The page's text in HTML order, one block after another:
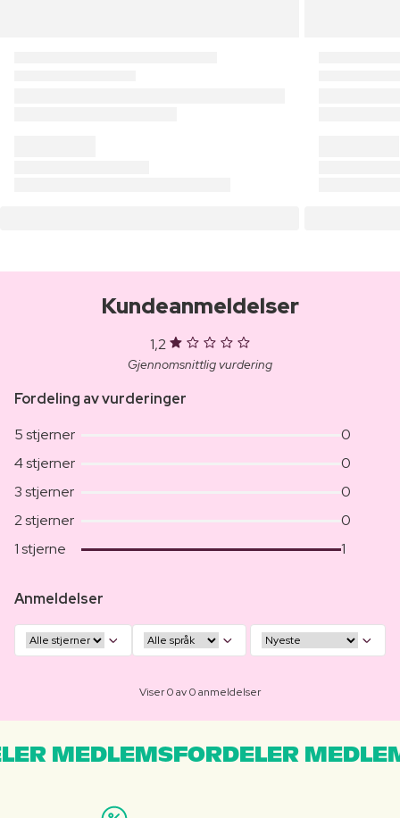
Kundeanmeldelser
1,2
Gjennomsnittlig vurdering
Fordeling av vurderinger
5 stjerner
0
4 stjerner
0
3 stjerner
0
2 stjerner
0
1 stjerne
1
Anmeldelser
Viser 0 av 0 anmeldelser
MEDLEMSFORDELER